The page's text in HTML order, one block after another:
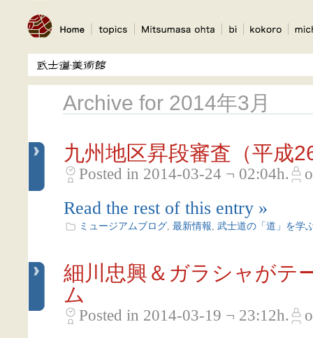
Archive for 2014年3月
九州地区昇段審査（平成
Posted in 2014-03-24 ¬ 02:04h.
Read the rest of this entry »
ミュージアムブログ 最新情報 武士道の「道」を学
細川忠興＆ガラシャがテ
ム
Posted in 2014-03-19 ¬ 23:12h.